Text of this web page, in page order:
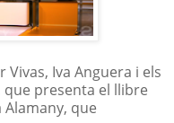
Iva Anguera i els
presenta el llibre
que